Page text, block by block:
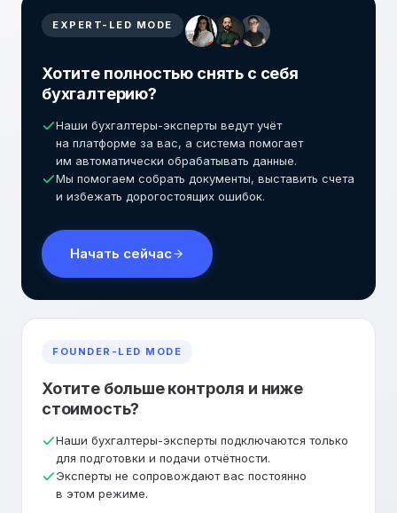
EXPERT-LED MODE
Хотите полностью снять с себя
бухгалтерию?
Наши бухгалтеры-эксперты ведут учёт
на платформе за вас, а система помогает
им автоматически обрабатывать данные.
Мы помогаем собрать документы, выставить счета
и избежать дорогостоящих ошибок.
Начать сейчас
FOUNDER-LED MODE
Хотите больше контроля и ниже
стоимость?
Наши бухгалтеры-эксперты подключаются только
для подготовки и подачи отчётности.
Эксперты не сопровождают вас постоянно
в этом режиме.